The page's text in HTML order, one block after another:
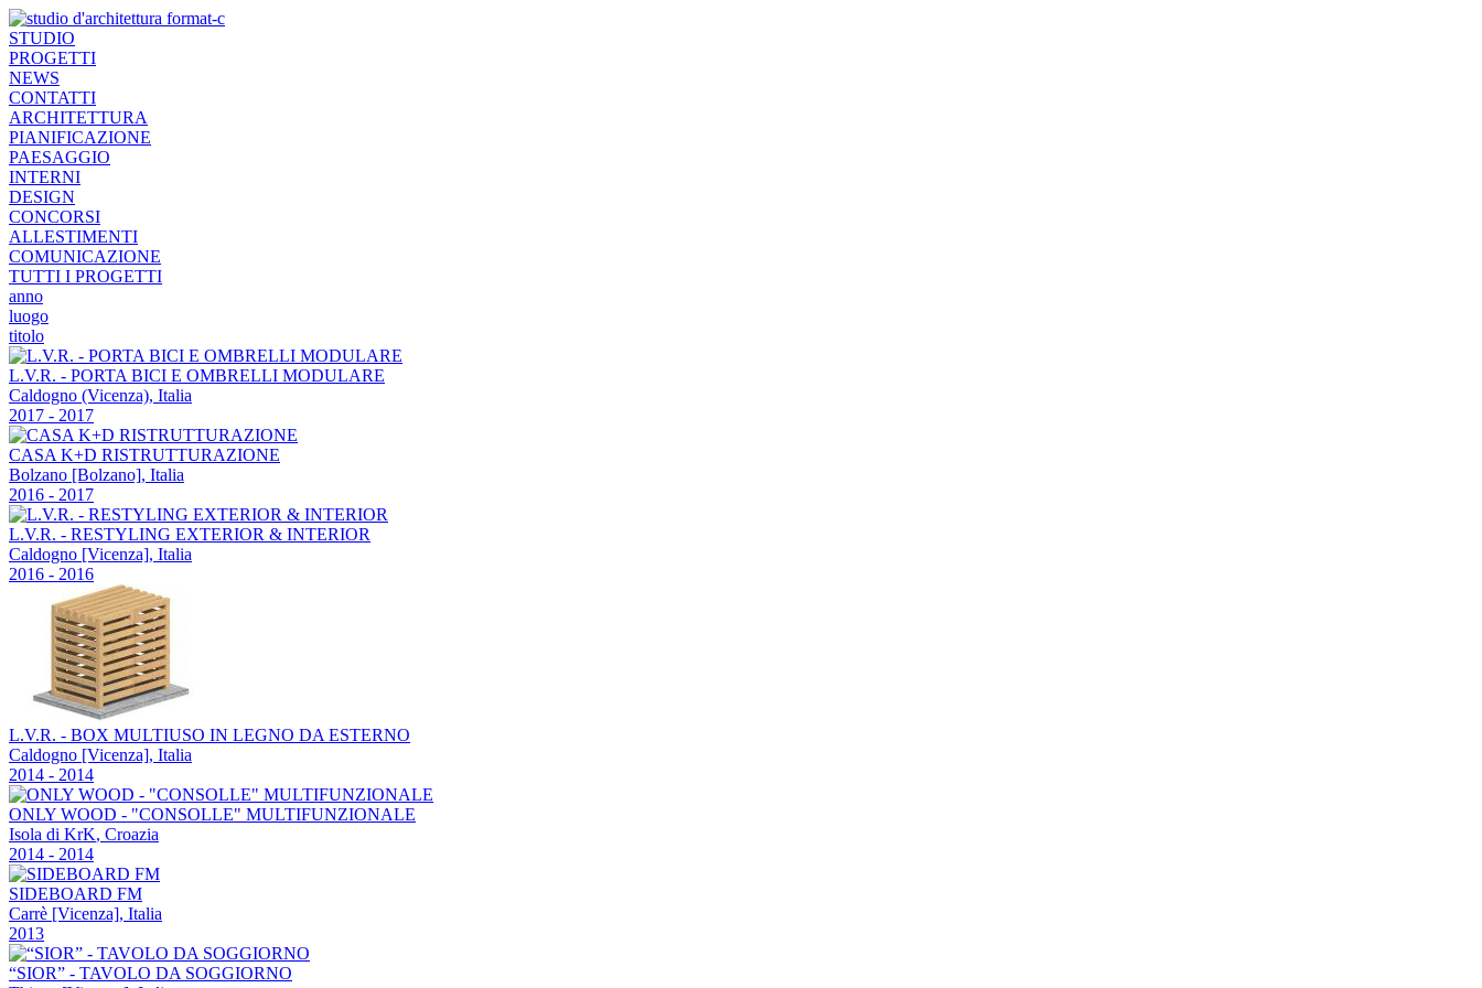
STUDIO
PROGETTI
NEWS
CONTATTI
ARCHITETTURA
PIANIFICAZIONE
PAESAGGIO
INTERNI
DESIGN
CONCORSI
ALLESTIMENTI
COMUNICAZIONE
TUTTI I PROGETTI
anno
luogo
titolo
L.V.R. - PORTA BICI E OMBRELLI MODULARE
Caldogno (Vicenza), Italia
2017 - 2017
CASA K+D RISTRUTTURAZIONE
Bolzano [Bolzano], Italia
2016 - 2017
L.V.R. - RESTYLING EXTERIOR & INTERIOR
Caldogno [Vicenza], Italia
2016 - 2016
L.V.R. - BOX MULTIUSO IN LEGNO DA ESTERNO
Caldogno [Vicenza], Italia
2014 - 2014
ONLY WOOD - "CONSOLLE" MULTIFUNZIONALE
Isola di KrK, Croazia
2014 - 2014
SIDEBOARD FM
Carrè [Vicenza], Italia
2013
“SIOR” - TAVOLO DA SOGGIORNO